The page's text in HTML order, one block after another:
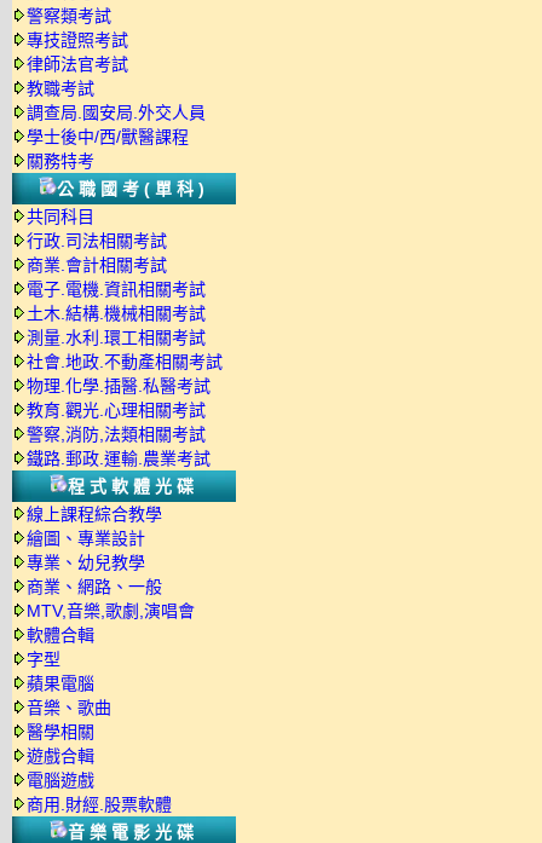
警察類考試
專技證照考試
律師法官考試
教職考試
調查局.國安局.外交人員
學士後中/西/獸醫課程
關務特考
公職國考(單科)
共同科目
行政.司法相關考試
商業.會計相關考試
電子.電機.資訊相關考試
土木.結構.機械相關考試
測量.水利.環工相關考試
社會.地政.不動產相關考試
物理.化學.插醫.私醫考試
教育.觀光.心理相關考試
警察,消防,法類相關考試
鐵路.郵政.運輸.農業考試
程式軟體光碟
線上課程綜合教學
繪圖、專業設計
專業、幼兒教學
商業、網路、一般
MTV,音樂,歌劇,演唱會
軟體合輯
字型
蘋果電腦
音樂、歌曲
醫學相關
遊戲合輯
電腦遊戲
商用.財經.股票軟體
音樂電影光碟